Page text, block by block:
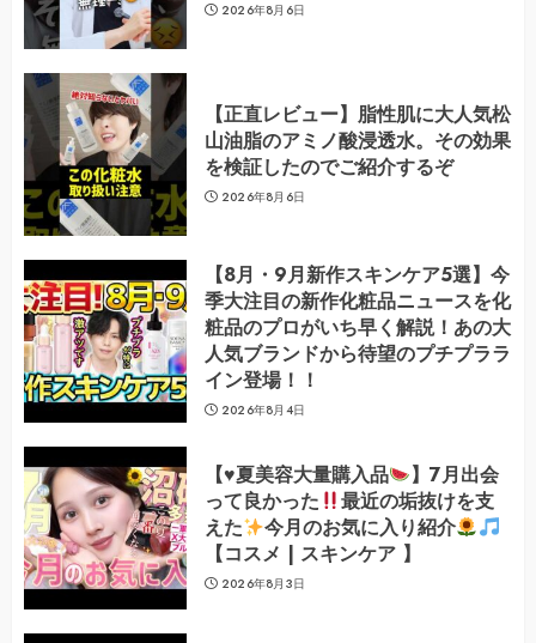
2026年8月6日
【正直レビュー】脂性肌に大人気松
山油脂のアミノ酸浸透水。その効果
を検証したのでご紹介するぞ
2026年8月6日
【8月・9月新作スキンケア5選】今
季大注目の新作化粧品ニュースを化
粧品のプロがいち早く解説！あの大
人気ブランドから待望のプチプララ
イン登場！！
2026年8月4日
【♥️夏美容大量購入品
】7月出会
って良かった
最近の垢抜けを支
えた
今月のお気に入り紹介
【コスメ | スキンケア 】
2026年8月3日